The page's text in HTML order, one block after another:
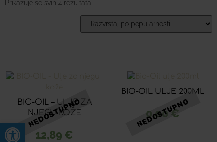
Open toolbar
Prikazuje se svih 4 rezultata
BIO-OIL – ULJE ZA
NJEGU KOŽE
12,89 €
BIO-OIL ULJE 200ML
0,00€